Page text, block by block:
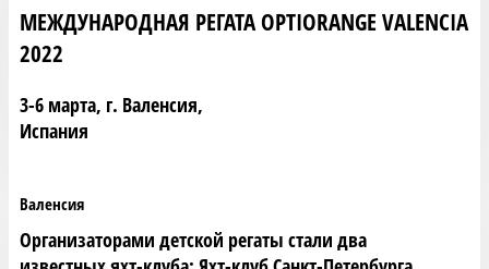
МЕЖДУНАРОДНАЯ РЕГАТА OPTIORANGE VALENCIA
2022
3-6 марта, г. Валенсия,
Испания
Валенсия
Организаторами детской регаты стали два